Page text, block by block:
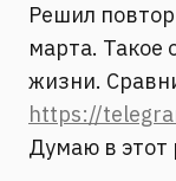
Решил
марта. Такое
жизни.
https://
Думаю в этот